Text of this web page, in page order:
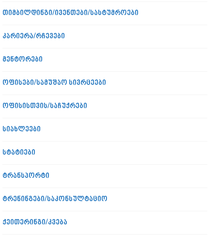
თიმბილდინგი/ივენთები/სასტუმროები
კარიერა/რჩევები
მენტორები
ოფისები/სამუშაო სივრცეები
ოფისისთვის/საჩუქრები
სიახლეები
სტატიები
ტრანსპორტი
ტრენინგები/საკონსულტაციო
ქეითერინგი/კვება